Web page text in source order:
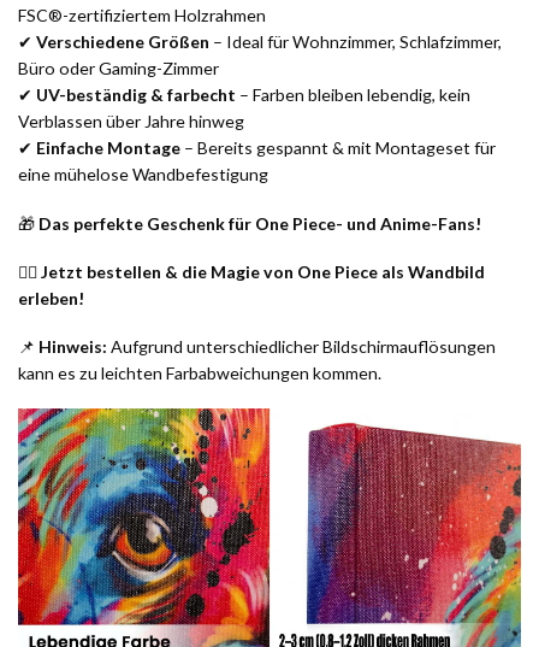
FSC®-zertifiziertem Holzrahmen
✔ Verschiedene Größen – Ideal für Wohnzimmer, Schlafzimmer,
Büro oder Gaming-Zimmer
✔ UV-beständig & farbecht – Farben bleiben lebendig, kein
Verblassen über Jahre hinweg
✔ Einfache Montage – Bereits gespannt & mit Montageset für
eine mühelose Wandbefestigung
🎁 Das perfekte Geschenk für One Piece- und Anime-Fans!
🏴‍☠️Jetzt bestellen & die Magie von One Piece als Wandbild
erleben!
📌 Hinweis: Aufgrund unterschiedlicher Bildschirmauflösungen
kann es zu leichten Farbabweichungen kommen.